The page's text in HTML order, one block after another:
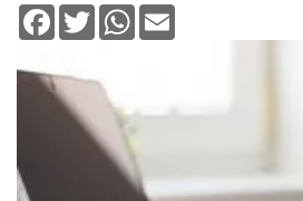
Facebook
TwitterWhatsApp